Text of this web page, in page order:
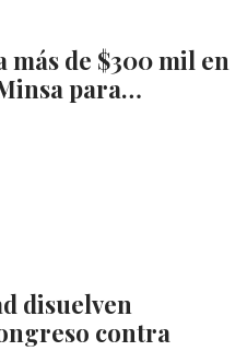
más de $300 mil en
para…
disuelven
contra